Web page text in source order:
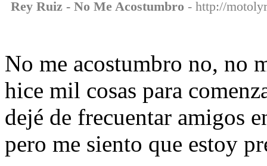
Rey Ruiz - No Me Acostumbro - http://
No me acostumbro no, no
hice mil cosas para
dejé de frecuentar amigos
pero me siento que estoy